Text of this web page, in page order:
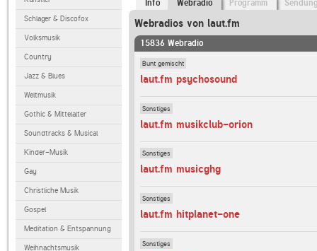
Schlager & Discofox
Volksmusik
Country
Jazz & Blues
Weltmusik
Gothic & Mittelalter
Soundtracks & Musical
Kinder-Musik
Gay
Christliche Musik
Gospel
Meditation & Entspannung
Weihnachtsmusik
Info Webradio Programm
Webradios von laut.fm
15836 Webradio
Bunt gemischt
laut.fm psychosound
Sonstiges
laut.fm musikclub-orion
Sonstiges
laut.fm musicghg
Sonstiges
laut.fm hitplanet-one
Sonstiges